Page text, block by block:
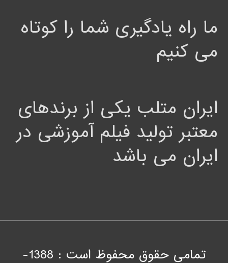
ما راه یادگیری شما را کوتاه
می کنیم
ایران متلب یکی از برندهای
معتبر تولید فیلم آموزشی در
ایران می باشد
تمامی حقوق محفوظ است : 1388-